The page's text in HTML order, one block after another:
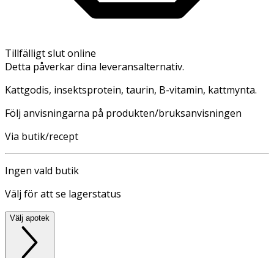
Tillfälligt slut online
Detta påverkar dina leveransalternativ.
Kattgodis, insektsprotein, taurin, B-vitamin, kattmynta.
Följ anvisningarna på produkten/bruksanvisningen
Via butik/recept
Ingen vald butik
Välj för att se lagerstatus
Välj apotek